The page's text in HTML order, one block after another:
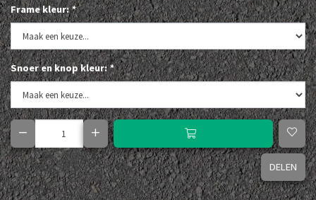
Frame kleur:*
Snoer en knop kleur:*
DELEN